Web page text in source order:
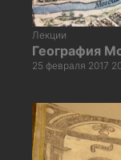
Лекции
География
25 февраля 2017